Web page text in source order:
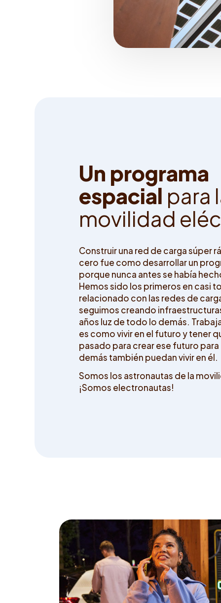
Un programa
espacial para l
movilidad eléc
Construir una red de carga súper
cero fue como desarrollar un
porque nunca antes se había
Hemos sido los primeros en casi
relacionado con las redes de
seguimos creando
años luz de todo lo demás.
es como vivir en el futuro y tener
pasado para crear ese futuro para
demás también puedan vivir en él.
Somos los astronautas de la
¡Somos electronautas!